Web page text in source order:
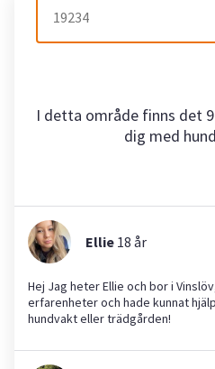
I detta område finns det
dig med
Ellie 18 år
Hej Jag heter Ellie och bor i
erfarenheter och hade kunnat
hundvakt eller trädgården!